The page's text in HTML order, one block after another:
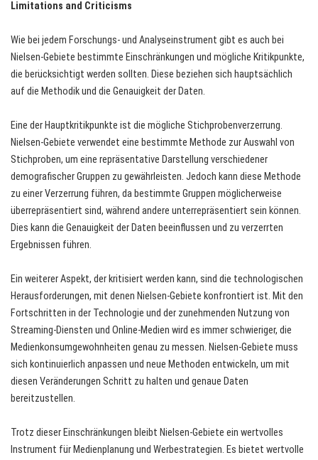
Limitations and Criticisms
Wie bei jedem Forschungs- und Analyseinstrument gibt es auch bei
Nielsen-Gebiete bestimmte Einschränkungen und mögliche Kritikpunkte,
die berücksichtigt werden sollten. Diese beziehen sich hauptsächlich
auf die Methodik und die Genauigkeit der Daten.
Eine der Hauptkritikpunkte ist die mögliche Stichprobenverzerrung.
Nielsen-Gebiete verwendet eine bestimmte Methode zur Auswahl von
Stichproben, um eine repräsentative Darstellung verschiedener
demografischer Gruppen zu gewährleisten. Jedoch kann diese Methode
zu einer Verzerrung führen, da bestimmte Gruppen möglicherweise
überrepräsentiert sind, während andere unterrepräsentiert sein können.
Dies kann die Genauigkeit der Daten beeinflussen und zu verzerrten
Ergebnissen führen.
Ein weiterer Aspekt, der kritisiert werden kann, sind die technologischen
Herausforderungen, mit denen Nielsen-Gebiete konfrontiert ist. Mit den
Fortschritten in der Technologie und der zunehmenden Nutzung von
Streaming-Diensten und Online-Medien wird es immer schwieriger, die
Medienkonsumgewohnheiten genau zu messen. Nielsen-Gebiete muss
sich kontinuierlich anpassen und neue Methoden entwickeln, um mit
diesen Veränderungen Schritt zu halten und genaue Daten
bereitzustellen.
Trotz dieser Einschränkungen bleibt Nielsen-Gebiete ein wertvolles
Instrument für Medienplanung und Werbestrategien. Es bietet wertvolle